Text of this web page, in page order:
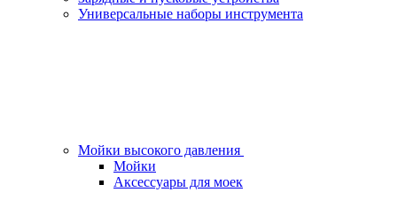
Универсальные наборы инструмента
Мойки высокого давления
Мойки
Аксессуары для моек